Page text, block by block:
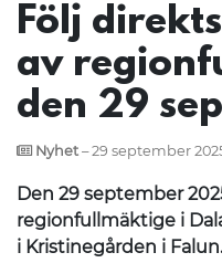
Följ
av
den 29
Nyhet – 29 september
Den 29 september
regionfullmäktige i
i Kristinegården i Falun.